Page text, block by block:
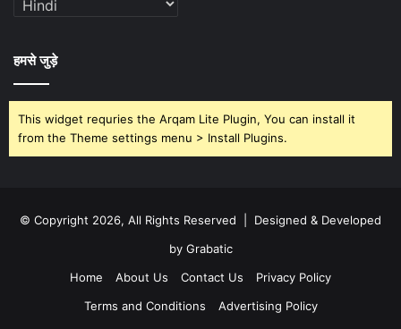
हमसे जुड़े
This widget requries the Arqam Lite Plugin, You can install it
from the Theme settings menu > Install Plugins.
© Copyright 2026, All Rights Reserved | Designed & Developed
by Grabatic
Home
About Us Contact Us
Privacy Policy
Terms and Conditions
Advertising Policy